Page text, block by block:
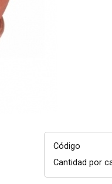
Código
Cantidad por